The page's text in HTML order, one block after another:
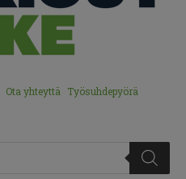
Ota yhteyttä Työsuhdepyörä